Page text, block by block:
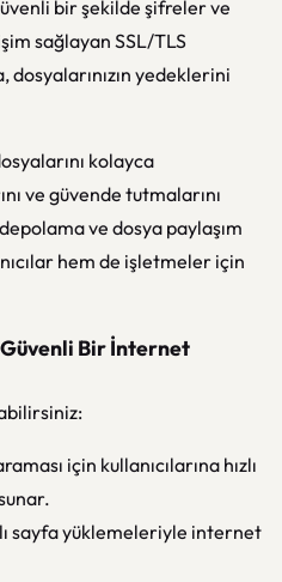
bir şekilde şifreler ve
sağlayan SSL/TLS
yedeklerini
kolayca
ve güvende tutmalarını
ve dosya paylaşım
hem de işletmeler için
Güvenli Bir İnternet
için kullanıcılarına hızlı
sayfa yüklemeleriyle internet